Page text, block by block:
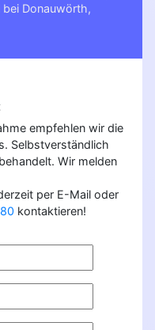
Donauwörth,
empfehlen wir die
Selbstverständlich
Wir melden
per E-Mail oder
kontaktieren!